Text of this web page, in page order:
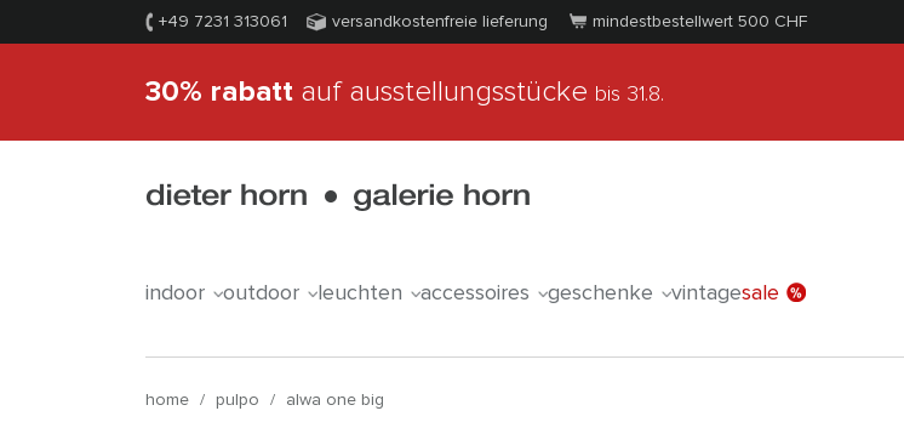
+49 7231 313061 versandkostenfreie lieferung mindestbestellwert 500 CHF
30% rabatt auf ausstellungsstücke bis 31.8.
indoor outdoor leuchten accessoires geschenke vintagesale
home / pulpo / alwa one big